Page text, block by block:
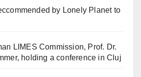
by Lonely Planet to
LIMES Commission, Prof. Dr.
holding a conference in Cluj